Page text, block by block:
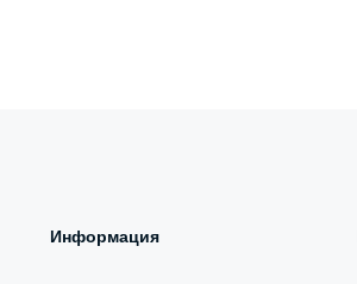
Информация